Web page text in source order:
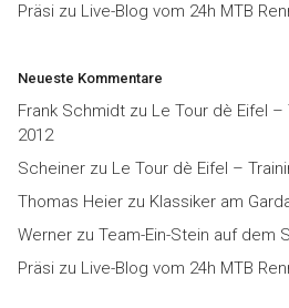
Präsi zu Live-Blog vom 24h MTB
Neueste Kommentare
Frank Schmidt zu Le Tour dè Eifel –
2012
Scheiner zu Le Tour dè Eifel –
Thomas Heier zu Klassiker am
Werner zu Team-Ein-Stein auf dem
Präsi zu Live-Blog vom 24h MTB